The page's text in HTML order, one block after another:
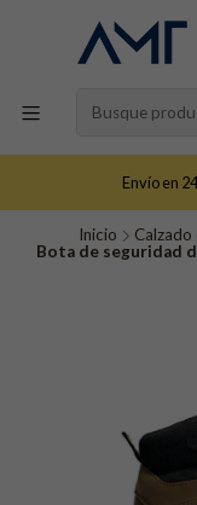
Envío en
Inicio Calzado
Bota de seguridad